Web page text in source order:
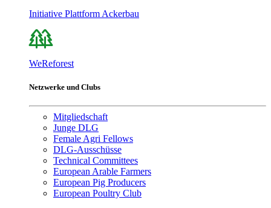
Initiative Plattform Ackerbau
WeReforest
Netzwerke und Clubs
Mitgliedschaft
Junge DLG
Female Agri Fellows
DLG-Ausschüsse
Technical Committees
European Arable Farmers
European Pig Producers
European Poultry Club